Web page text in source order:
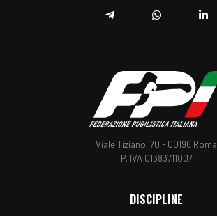
Viale Tiziano, 70 - 00196 Roma
P. IVA 01383711007
DISCIPLINE